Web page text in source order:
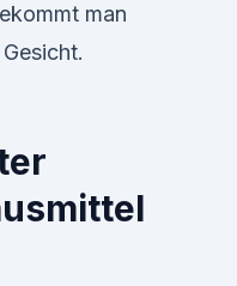
man